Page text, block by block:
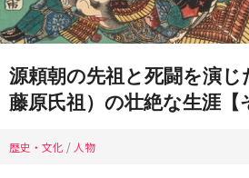
源頼朝の先祖と死闘を演じ
藤原氏祖）の壮絶な生涯【
歴史・文化 / 人物